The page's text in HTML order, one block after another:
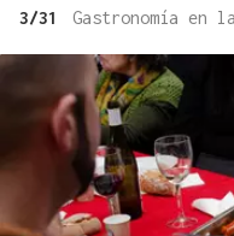
3/31 Gastronomía en